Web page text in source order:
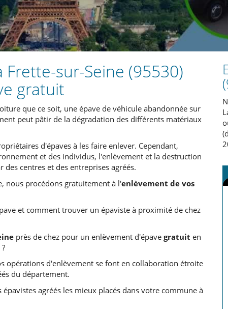
Frette-sur-Seine (95530)
gratuit
que ce soit, une épave de véhicule abandonnée sur
peut pâtir de la dégradation des différents matériaux
d'épaves à les faire enlever. Cependant,
et des individus, l'enlèvement et la destruction
centres et des entreprises agréés.
nous procédons gratuitement à l'enlèvement de vos
et comment trouver un épaviste à proximité de chez
près de chez pour un enlèvement d'épave gratuit en
opérations d'enlèvement se font en collaboration étroite
du département.
agréés les mieux placés dans votre commune à